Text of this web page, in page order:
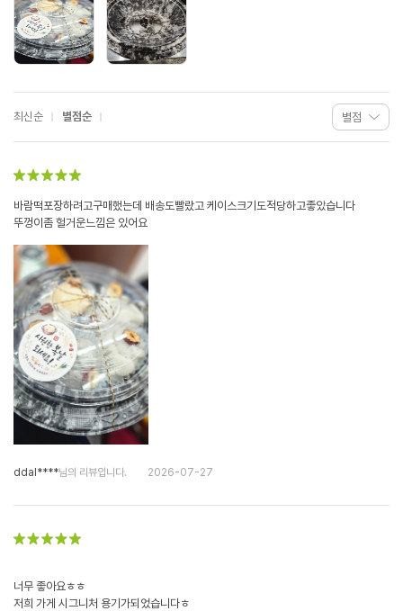
최신순 별점순
바람떡포장하려고구매했는데 배송도빨랐고 케이스크기도적당하고좋았습니다
뚜껑이좀 헐거운느낌은 있어요
ddal****님의 리뷰입니다. 2026-07-27
너무 좋아요ㅎㅎ
저희 가게 시그니처 용기가되었습니다ㅎ